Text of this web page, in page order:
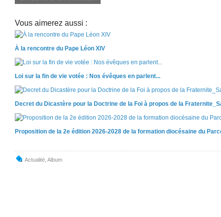
Vous aimerez aussi :
À la rencontre du Pape Léon XIV
Loi sur la fin de vie votée : Nos évêques en parlent...
Decret du Dicastère pour la Doctrine de la Foi à propos de la
Proposition de la 2e édition 2026-2028 de la formation diocésaine du
Actualité Album